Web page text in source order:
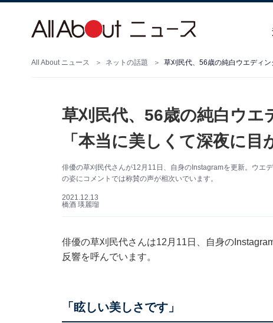
All About ニュース ネットの話題 草刈民代、56歳の純白ウエディ
草刈民代、56歳の純白ウエ
「本当に美しくて深夜に目
俳優の草刈民代さんが12月11日、自身のInstagramを更新。ウエ
の姿にコメントでは称賛の声が相次いでいます。
2021.12.13
橋酒 瑛麗瑠
俳優の草刈民代さんは12月11日、自身の
反響を呼んでいます。
「眩しい美しさです」